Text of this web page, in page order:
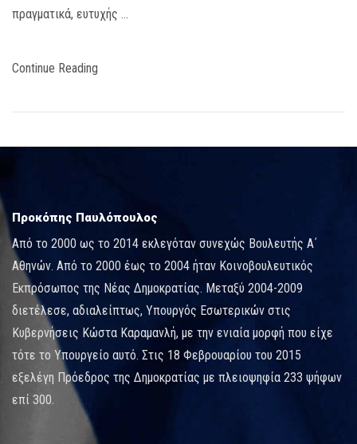
πραγματικά, ευτυχής …
Continue Reading
Προκόπης Παυλόπουλος
Από το 2000 ως το 2014 εκλεγόταν συνεχώς Βουλευτής Α΄
Αθηνών. Από το 2000 έως το 2004 ήταν Κοινοβουλευτικός
Εκπρόσωπος της Νέας Δημοκρατίας. Μεταξύ 2004-2009
διετέλεσε, αδιαλείπτως, Υπουργός Εσωτερικών στις
Κυβερνήσεις Κώστα Καραμανλή, με την ενιαία μορφή που είχε
τότε το Υπουργείο αυτό. Στις 18 Φεβρουαρίου του 2015
εξελέγη Πρόεδρος της Δημοκρατίας με πλειοψηφία 233 ψήφων
επί 300.